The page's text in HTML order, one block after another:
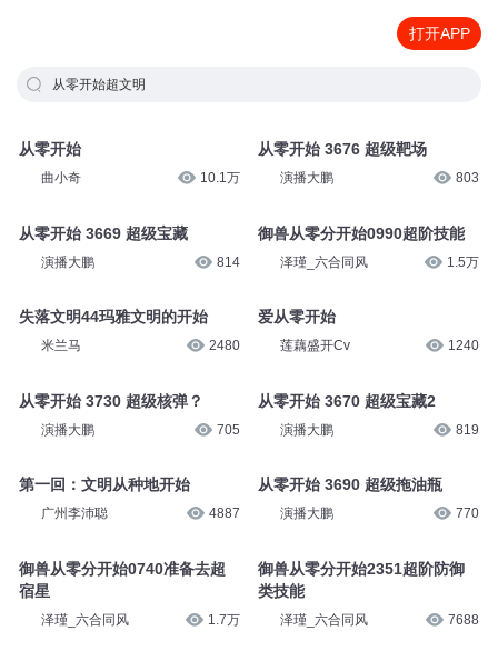
打开APP
从零开始超文明
从零开始
曲小奇 10.1万
从零开始 3669 超级宝藏
演播大鹏 814
失落文明44玛雅文明的开始
米兰马 2480
从零开始 3730 超级核弹？
演播大鹏 705
第一回：文明从种地开始
广州李沛聪 4887
御兽从零分开始0740准备去超
宿星
泽瑾_六合同风 1.7万
从零开始 3676 超级靶场
演播大鹏 803
御兽从零分开始0990超阶技能
泽瑾_六合同风 1.5万
爱从零开始
莲藕盛开Cv 1240
从零开始 3670 超级宝藏2
演播大鹏 819
从零开始 3690 超级拖油瓶
演播大鹏 770
御兽从零分开始2351超阶防御
类技能
泽瑾_六合同风 7688